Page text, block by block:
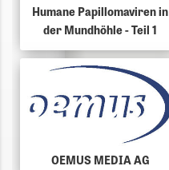
Humane Papillomaviren in
der Mundhöhle - Teil 1
OEMUS MEDIA AG